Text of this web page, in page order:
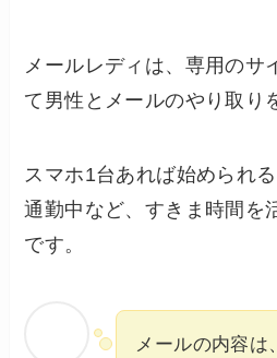
メールレディは、専用のサ
て男性とメールのやり取り
スマホ1台あれば始められ
通勤中など、すきま時間を
です。
メールの内容は